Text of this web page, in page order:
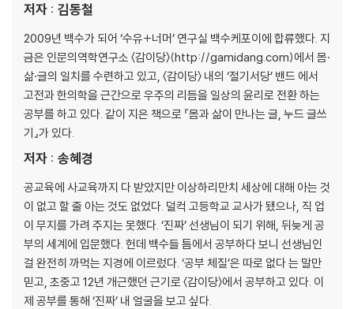
4월
입하, ‘폭풍 성장’의 시작 ㆍ 입하를 맞이하는 우리들의 자세
소만, 욕으로 채우는 시절 ㆍ 소만을 맞이하는 우리들의 자세
5월
망종, ‘니환궁’으로의 초대 ㆍ 망종을 맞이하는 우리들의 자세
하지, 낮은 데로 임하소서 ㆍ 하지를 맞이하는 우리들의 자세
6월
소서, 음의 벡터를 따르라 ㆍ 소서를 맞이하는 우리들의 자세
대서, 더위의 중심에서 서늘함을 외치다 ㆍ 대서를 맞이하는 우리들의 자
3부 가을의 절기들
7월
입추, 성숙을 수확하는 시기 ㆍ 입추를 맞이하는 우리들의 자세
처서, 온누리에 숙살이! ㆍ 처서를 맞이하는 우리들의 자세
8월
저자 : 김동철
2009년 백수가 되어 ‘수유+너머’ 연구실 백수케포이에 합류했다. 지
금은 인문의역학연구소 〈감이당〉(http://gamidang.com)에서 몸·
삶·글의 일치를 수련하고 있고, 〈감이당〉 내의 ‘절기서당’ 밴드 에서
고전과 한의학을 근간으로 우주의 리듬을 일상의 윤리로 전환 하는
공부를 하고 있다. 같이 지은 책으로 『몸과 삶이 만나는 글, 누드 글쓰
기』가 있다.
저자 : 송혜경
공교육에 사교육까지 다 받았지만 이상하리만치 세상에 대해 아는 것
이 없고 할 줄 아는 것도 없었다. 덜컥 고등학교 교사가 됐으나, 직 업
이 무지를 가려 주지는 못했다. ‘진짜’ 선생님이 되기 위해, 뒤늦게 공
부의 세계에 입문했다. 헌데 백수들 틈에서 공부하다 보니 선생님인
걸 완전히 까먹는 지경에 이르렀다. ‘공부 체질’은 따로 없다 는 말만
믿고, 초중고 12년 개근했던 근기로 〈감이당〉에서 공부하고 있다. 이
제 공부를 통해 ‘진짜’ 내 얼굴을 보고 싶다.